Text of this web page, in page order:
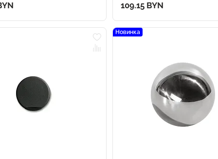
109.15 BYN
Новинка